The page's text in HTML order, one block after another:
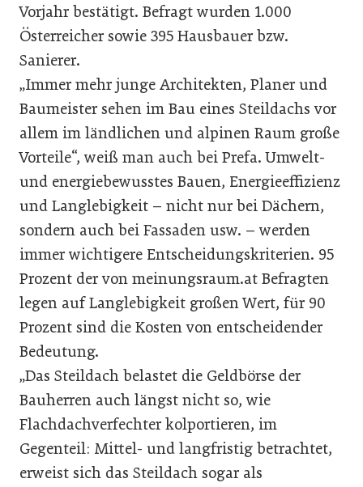
Vorjahr bestätigt. Befragt wurden 1.000
Österreicher sowie 395 Hausbauer bzw.
Sanierer.
„Immer mehr junge Architekten, Planer und
Baumeister sehen im Bau eines Steildachs vor
allem im ländlichen und alpinen Raum große
Vorteile“, weiß man auch bei Prefa. Umwelt-
und energiebewusstes Bauen, Energieeffizienz
und Langlebigkeit – nicht nur bei Dächern,
sondern auch bei Fassaden usw. – werden
immer wichtigere Entscheidungskriterien. 95
Prozent der von meinungsraum.at Befragten
legen auf Langlebigkeit großen Wert, für 90
Prozent sind die Kosten von entscheidender
Bedeutung.
„Das Steildach belastet die Geldbörse der
Bauherren auch längst nicht so, wie
Flachdachverfechter kolportieren, im
Gegenteil: Mittel- und langfristig betrachtet,
erweist sich das Steildach sogar als